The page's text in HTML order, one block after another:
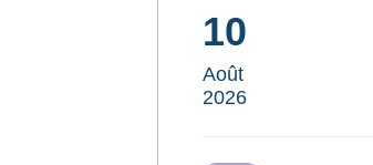
10
Août
2026